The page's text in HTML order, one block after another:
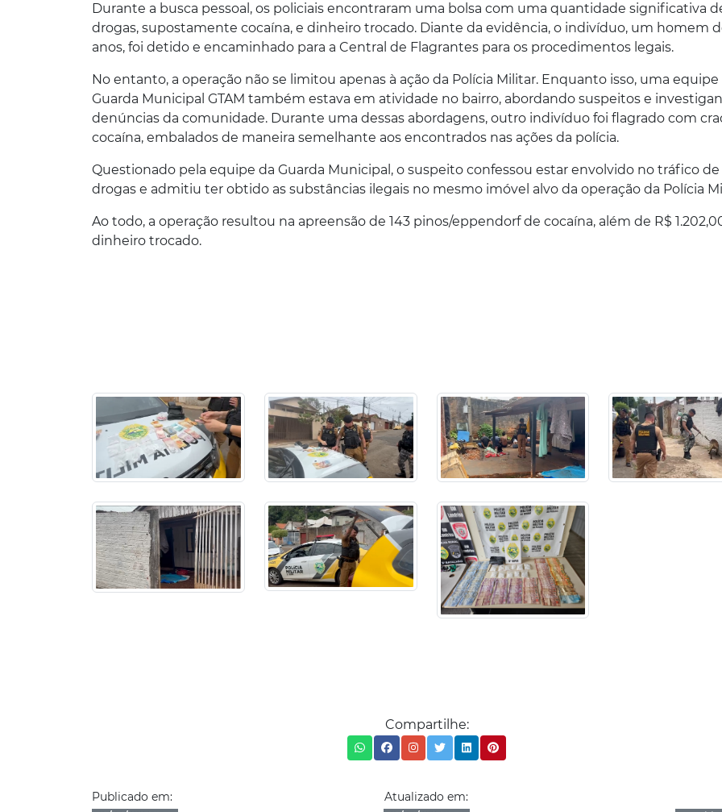
Durante a busca pessoal, os policiais encontraram uma bolsa com uma quantidade significativa
drogas, supostamente cocaína, e dinheiro trocado. Diante da evidência, o indivíduo, um homem
anos, foi detido e encaminhado para a Central de Flagrantes para os procedimentos legais.
No entanto, a operação não se limitou apenas à ação da Polícia Militar. Enquanto isso, uma equipe
Guarda Municipal GTAM também estava em atividade no bairro, abordando suspeitos e
denúncias da comunidade. Durante uma dessas abordagens, outro indivíduo foi flagrado com
cocaína, embalados de maneira semelhante aos encontrados nas ações da polícia.
Questionado pela equipe da Guarda Municipal, o suspeito confessou estar envolvido no tráfico de
drogas e admitiu ter obtido as substâncias ilegais no mesmo imóvel alvo da operação da Polícia
Ao todo, a operação resultou na apreensão de 143 pinos/eppendorf de cocaína, além de R$
dinheiro trocado.
Compartilhe:
Publicado em: Atualizado em: